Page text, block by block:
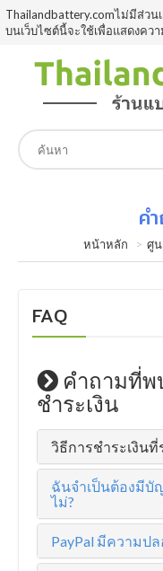
Thailandbattery.comไม่มีส่ว
บนเว็บไซต์นี้จะใช้เพื่อแสดงค
ค
หน้าหลัก ศูน
FAQ
คำถามที่พ
ชำระเงิน
วิธีการชำระเงินที่
ฉันจำเป็นต้องมีบั
ไม่?
PayPal มีความป